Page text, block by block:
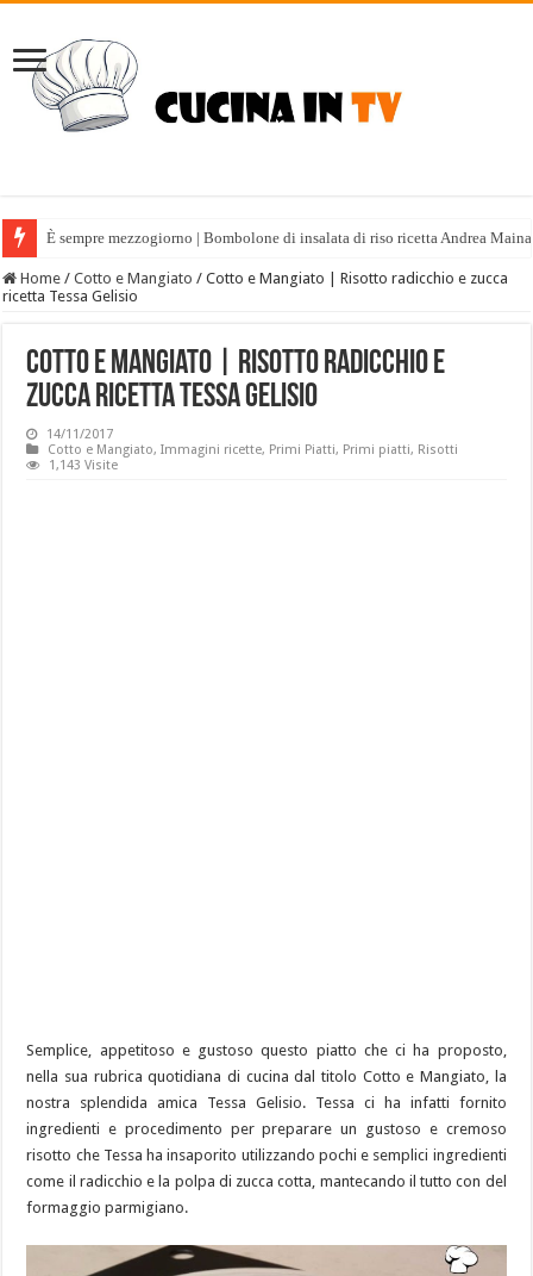
È sempre mezzogiorno | Bombolone di insalata di riso ricetta Andrea
Home / Cotto e Mangiato / Cotto e Mangiato | Risotto radicchio e zucca
ricetta Tessa Gelisio
Cotto e Mangiato | Risotto radicchio e
zucca ricetta Tessa Gelisio
14/11/2017
Cotto e Mangiato,Immagini ricette, Primi Piatti, Primi piatti, Risotti
1,143 Visite
Semplice, appetitoso e gustoso questo piatto che ci ha proposto,
nella sua rubrica quotidiana di cucina dal titolo Cotto e Mangiato, la
nostra splendida amica Tessa Gelisio. Tessa ci ha infatti fornito
ingredienti e procedimento per preparare un gustoso e cremoso
risotto che Tessa ha insaporito utilizzando pochi e semplici ingredienti
come il radicchio e la polpa di zucca cotta, mantecando il tutto con del
formaggio parmigiano.